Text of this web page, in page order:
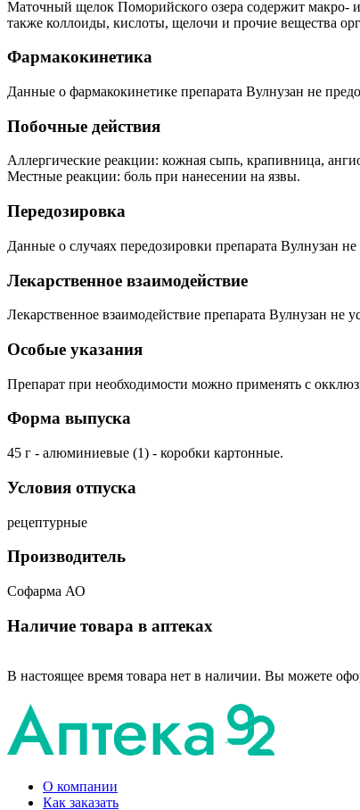
Маточный щелок Поморийского озера содержит макро-
также коллоиды, кислоты, щелочи и прочие вещества
Фармакокинетика
Данные о фармакокинетике препарата Вулнузан не
Побочные действия
Аллергические реакции: кожная сыпь, крапивница,
Местные реакции: боль при нанесении на язвы.
Передозировка
Данные о случаях передозировки препарата Вулнузан
Лекарственное взаимодействие
Лекарственное взаимодействие препарата Вулнузан не
Особые указания
Препарат при необходимости можно применять с
Форма выпуска
45 г - алюминиевые (1) - коробки картонные.
Условия отпуска
рецептурные
Производитель
Софарма АО
Наличие товара в аптеках
В настоящее время товара нет в наличии. Вы можете
О компании
Как заказать